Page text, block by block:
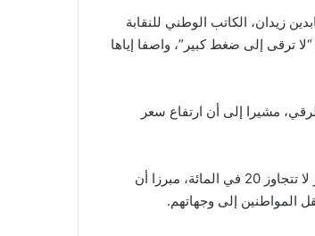
زيدان، الكاتب الوطني للنقابة
ترقى إلى ضغط كبير”، واصفا إياها
مشيرا إلى أن ارتفاع سعر
وأضاف أن الحافلات تحصل على رخص استثنائية تسمح بتطبيق زيادة في الأسعار لا تتجاوز 20 في المائة، مبرزا أن
المواطنين إلى وجهاتهم.